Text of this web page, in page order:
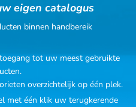
eigen catalogus
binnen handbereik
tot uw meest gebruikte
overzichtelijk op één plek.
met één klik uw terugkerende